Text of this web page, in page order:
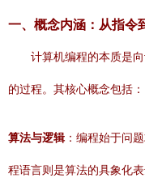
一、概念内涵：从指令
计算机编程的本质是
的过程。其核心概念包括：
算法与逻辑 ：编程始于问
程语言则是算法的具象化表